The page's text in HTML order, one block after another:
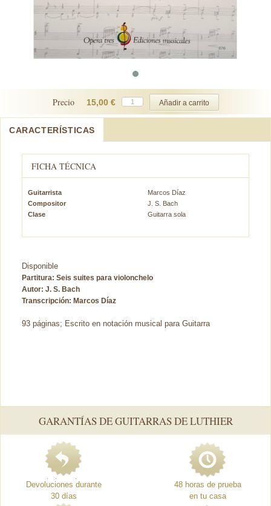
Precio 15,00 €
CARACTERÍSTICAS
FICHA TÉCNICA
Guitarrista
Marcos Díaz
Compositor
J. S. Bach
Clase
Guitarra sola
Disponible
Partitura: Seis suites para violonchelo
Autor: J. S. Bach
Transcripción: Marcos Díaz
93 páginas; Escrito en notación musical para Guitarra
GARANTÍAS DE GUITARRAS DE LUTHIER
Devoluciones durante
30 días
48 horas de prueba
en tu casa